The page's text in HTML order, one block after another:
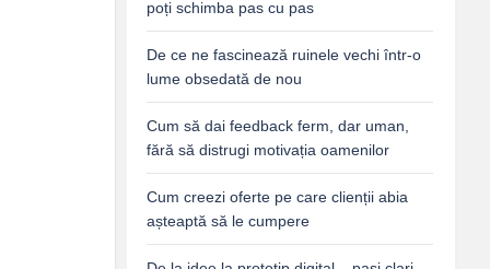
poți schimba pas cu pas
De ce ne fascinează ruinele vechi într-o
lume obsedată de nou
Cum să dai feedback ferm, dar uman,
fără să distrugi motivația oamenilor
Cum creezi oferte pe care clienții abia
așteaptă să le cumpere